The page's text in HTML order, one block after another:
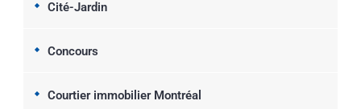
Cité-Jardin
Concours
Courtier immobilier Montréal